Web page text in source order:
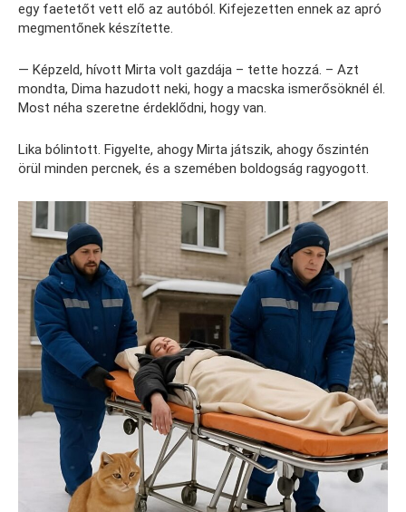
egy faetetőt vett elő az autóból. Kifejezetten ennek az apró
megmentőnek készítette.
— Képzeld, hívott Mirta volt gazdája – tette hozzá. – Azt
mondta, Dima hazudott neki, hogy a macska ismerősöknél él.
Most néha szeretne érdeklődni, hogy van.
Lika bólintott. Figyelte, ahogy Mirta játszik, ahogy őszintén
örül minden percnek, és a szemében boldogság ragyogott.